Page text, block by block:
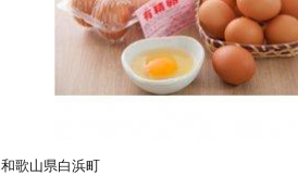
和歌山県白浜町